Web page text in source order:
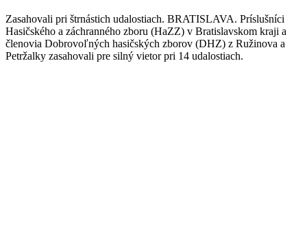
Zasahovali pri štrnástich udalostiach. BRATISLAVA. Príslušníci
Hasičského a záchranného zboru (HaZZ) v Bratislavskom kraji a
členovia Dobrovoľných hasičských zborov (DHZ) z Ružinova a
Petržalky zasahovali pre silný vietor pri 14 udalostiach.